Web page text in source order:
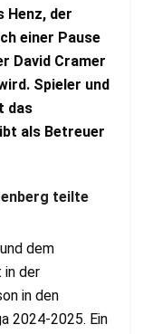
Henz, der
einer Pause
David Cramer
Spieler und
das
als Betreuer
teilte
dem
in der
in den
2024-2025. Ein